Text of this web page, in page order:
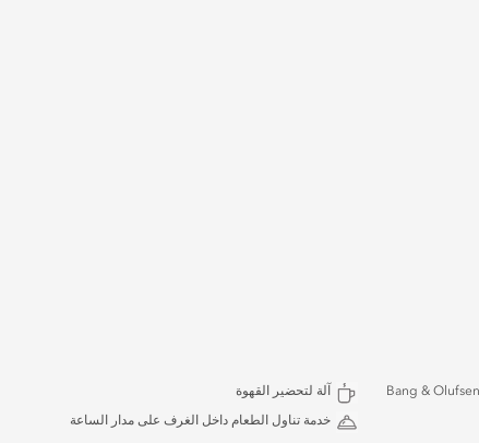
آلة لتحضير القهوة
خدمة تناول الطعام داخل الغرف على مدار الساعة